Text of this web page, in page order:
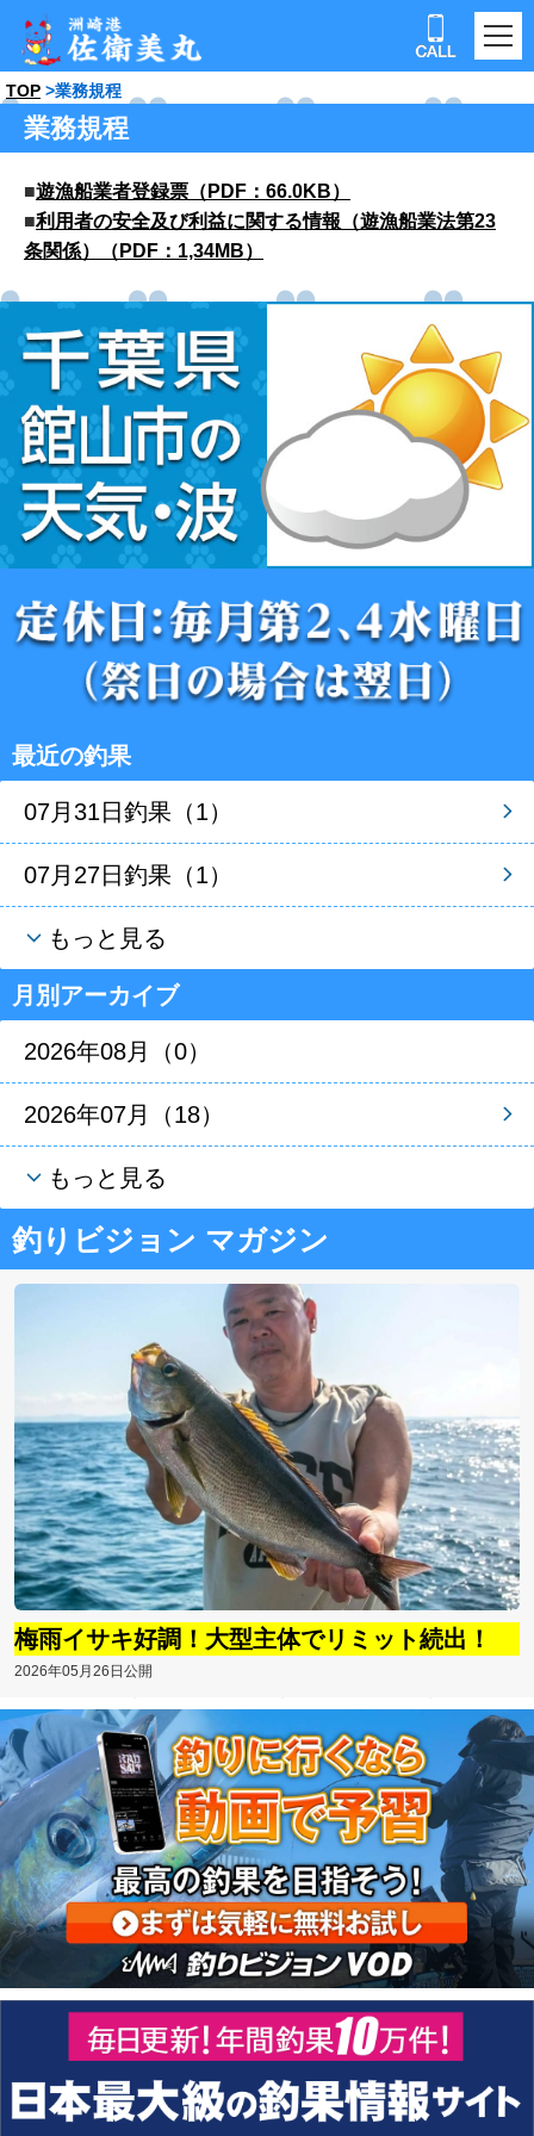
TOP 業務規程
業務規程
■遊漁船業者登録票（PDF：66.0KB）
■利用者の安全及び利益に関する情報（遊漁船業法第23
条関係）（PDF：1,34MB）
最近の釣果
07月31日釣果（1）
07月27日釣果（1）
もっと見る
月別アーカイブ
2026年08月（0）
2026年07月（18）
もっと見る
釣りビジョン マガジン
梅雨イサキ好調！大型主体でリミット続出！
2026年05月26日公開